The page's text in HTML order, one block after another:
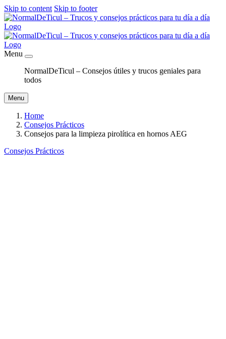
Skip to content Skip to footer
Menu
NormalDeTicul – Consejos útiles y trucos geniales para
todos
Menu
Home
Consejos Prácticos
Consejos para la limpieza pirolítica en hornos AEG
Consejos Prácticos